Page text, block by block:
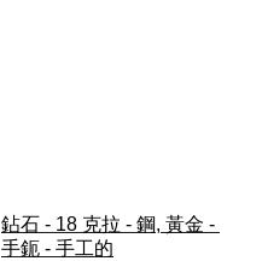
鉆石 - 18 克拉 - 鋼, 黃金 -
手鈪 - 手工的